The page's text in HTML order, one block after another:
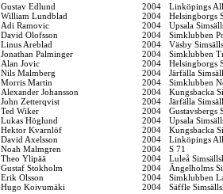
Gustav Edlund 2004
Linköpings
William Lundblad 2004
Helsingborgs
Adi Ramovic 2004
Upsala
David Olofsson 2004
Simklubben
Linus Areblad 2004
Väsby
Jonathan Palminger 2004
Simklubben
Alan Jovic 2004
Helsingborgs
Nils Malmberg 2004
Järfälla
Morris Martin 2004
Simklubben
Alexander Johansson 2004
Kungsbacka
John Zetterqvist 2004
Järfälla
Ted Wiker 2004
Gustavsbergs
Lukas Höglund 2004
Upsala
Hektor Kvarnlöf 2004
Kungsbacka
David Axelsson 2004
Linköpings
Noah Malmgren 2004
S 71
Theo Ylipää 2004
Luleå
Gustaf Stokholm 2004
Ängelholms
Erik Olsson 2004
Simklubben
Hugo Koivumäki 2004 Säffle